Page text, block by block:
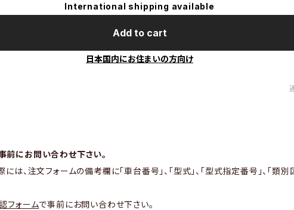
International shipping available
Add to cart
日本国内にお住まいの方向け
前にお問い合わせ下さい。
には、注文フォームの備考欄に「車台番号」、「型式」、「型式指定番号」、「類
フォームで事前にお問い合わせ下さい。